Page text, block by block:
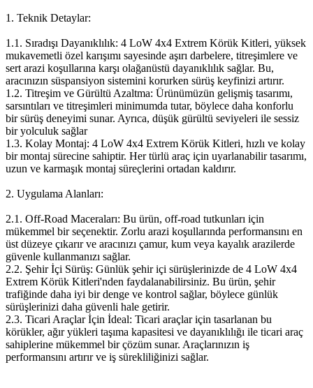
1. Teknik Detaylar:
1.1. Sıradışı Dayanıklılık: 4 LoW 4x4 Extrem Körük Kitleri, yüksek
mukavemetli özel karışımı sayesinde aşırı darbelere, titreşimlere ve
sert arazi koşullarına karşı olağanüstü dayanıklılık sağlar. Bu,
aracınızın süspansiyon sistemini korurken sürüş keyfinizi artırır.
1.2. Titreşim ve Gürültü Azaltma: Ürünümüzün gelişmiş tasarımı,
sarsıntıları ve titreşimleri minimumda tutar, böylece daha konforlu
bir sürüş deneyimi sunar. Ayrıca, düşük gürültü seviyeleri ile sessiz
bir yolculuk sağlar
1.3. Kolay Montaj: 4 LoW 4x4 Extrem Körük Kitleri, hızlı ve kolay
bir montaj sürecine sahiptir. Her türlü araç için uyarlanabilir tasarımı,
uzun ve karmaşık montaj süreçlerini ortadan kaldırır.
2. Uygulama Alanları:
2.1. Off-Road Maceraları: Bu ürün, off-road tutkunları için
mükemmel bir seçenektir. Zorlu arazi koşullarında performansını en
üst düzeye çıkarır ve aracınızı çamur, kum veya kayalık arazilerde
güvenle kullanmanızı sağlar.
2.2. Şehir İçi Sürüş: Günlük şehir içi sürüşlerinizde de 4 LoW 4x4
Extrem Körük Kitleri'nden faydalanabilirsiniz. Bu ürün, şehir
trafiğinde daha iyi bir denge ve kontrol sağlar, böylece günlük
sürüşlerinizi daha güvenli hale getirir.
2.3. Ticari Araçlar İçin İdeal: Ticari araçlar için tasarlanan bu
körükler, ağır yükleri taşıma kapasitesi ve dayanıklılığı ile ticari araç
sahiplerine mükemmel bir çözüm sunar. Araçlarınızın iş
performansını artırır ve iş sürekliliğinizi sağlar.